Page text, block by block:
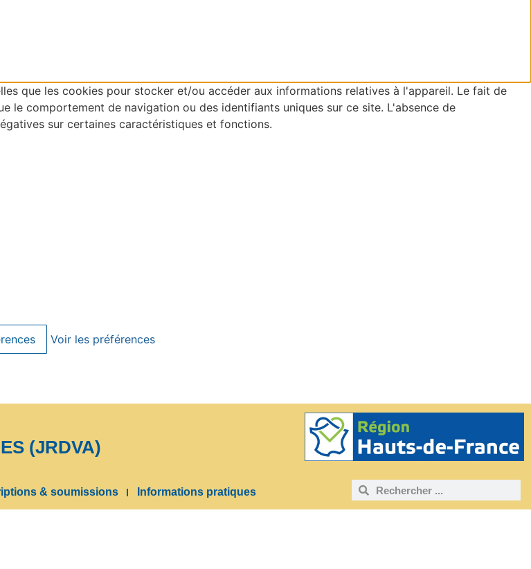
que les cookies pour stocker et/ou accéder aux informations relatives à l'appareil. Le fait de
le comportement de navigation ou des identifiants uniques sur ce site. L'absence de
sur certaines caractéristiques et fonctions.
Voir les préférences
(JRDVA)
& soumissions Informations pratiques